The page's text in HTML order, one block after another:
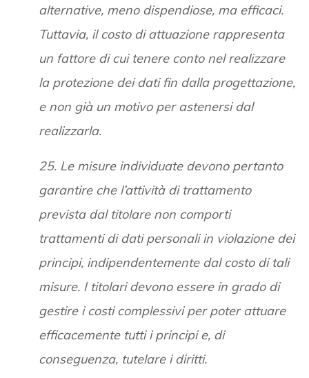
alternative, meno dispendiose, ma efficaci.
Tuttavia, il costo di attuazione rappresenta
un fattore di cui tenere conto nel realizzare
la protezione dei dati fin dalla progettazione,
e non già un motivo per astenersi dal
realizzarla.
25. Le misure individuate devono pertanto
garantire che l’attività di trattamento
prevista dal titolare non comporti
trattamenti di dati personali in violazione dei
principi, indipendentemente dal costo di tali
misure. I titolari devono essere in grado di
gestire i costi complessivi per poter attuare
efficacemente tutti i principi e, di
conseguenza, tutelare i diritti.